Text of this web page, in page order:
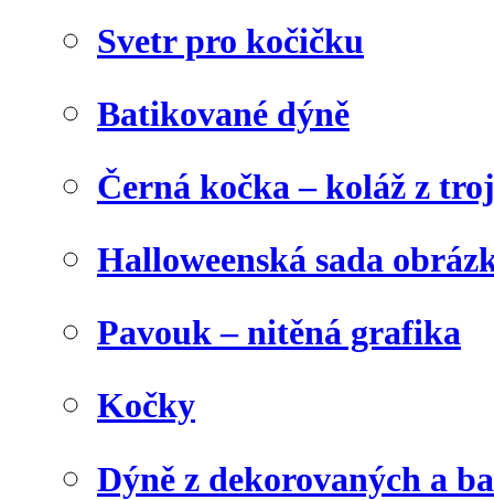
Svetr pro kočičku
Batikované dýně
Černá kočka – koláž z
Halloweenská sada
Pavouk – nitěná grafika
Kočky
Dýně z dekorovaných a